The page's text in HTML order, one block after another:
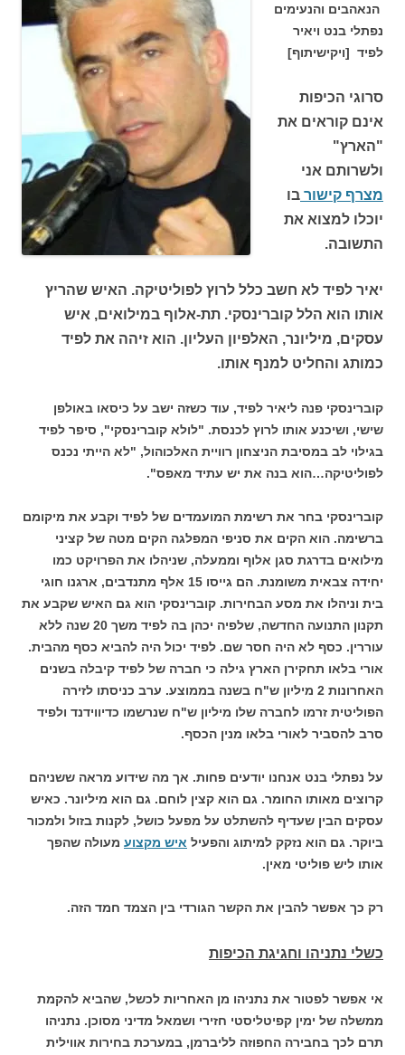
הנאהבים והנעימים
נפתלי בנט ויאיר
לפיד [ויקישיתוף]
סרוגי הכיפות
אינם קוראים את
"הארץ"
ולשרותם אני
מצרף קישור בו
יוכלו למצוא את
התשובה.
יאיר לפיד לא חשב כלל לרוץ לפוליטיקה. האיש שהריץ
אותו הוא הלל קוברינסקי. תת-אלוף במילואים, איש
עסקים, מיליונר, האלפיון העליון. הוא זיהה את לפיד
כמותג והחליט למנף אותו.
קוברינסקי פנה ליאיר לפיד, עוד כשזה ישב על כיסאו באולפן
שישי, ושיכנע אותו לרוץ לכנסת. "לולא קוברינסקי", סיפר לפיד
בגילוי לב במסיבת הניצחון רוויית האלכוהול, "לא הייתי נכנס
לפוליטיקה…הוא בנה את יש עתיד מאפס".
קוברינסקי בחר את רשימת המועמדים של לפיד וקבע את מיקומם
ברשימה. הוא הקים את סניפי המפלגה הקים מטה של קציני
מילואים בדרגת סגן אלוף וממעלה, שניהלו את הפרויקט כמו
יחידה צבאית משומנת. הם גייסו 15 אלף מתנדבים, ארגנו חוגי
בית וניהלו את מסע הבחירות. קוברינסקי הוא גם האיש שקבע את
תקנון התנועה החדשה, שלפיה יכהן בה לפיד משך 20 שנה ללא
עוררין. כסף לא היה חסר שם. לפיד יכול היה להביא כסף מהבית.
אורי בלאו תחקירן הארץ גילה כי חברה של לפיד קיבלה בשנים
האחרונות 2 מיליון ש"ח בשנה בממוצע. ערב כניסתו לזירה
הפוליטית זרמו לחברה שלו מיליון ש"ח שנרשמו כדיווידנד ולפיד
סרב להסביר לאורי בלאו מנין הכסף.
על נפתלי בנט אנחנו יודעים פחות. אך מה שידוע מראה ששניהם
קרוצים מאותו החומר. גם הוא קצין לוחם. גם הוא מיליונר. כאיש
עסקים הבין שעדיף להשתלט על מפעל כושל, לקנות בזול ולמכור
ביוקר. גם הוא נזקק למיתוג והפעיל איש מקצוע מעולה שהפך
אותו ליש פוליטי מאין.
רק כך אפשר להבין את הקשר הגורדי בין הצמד חמד הזה.
כשלי נתניהו וחגיגת הכיפות
אי אפשר לפטור את נתניהו מן האחריות לכשל, שהביא להקמת
ממשלה של ימין קפיטליסטי חזירי ושמאל מדיני מסוכן. נתניהו
תרם לכך בחבירה החפוזה לליברמן, במערכת בחירות אווילית